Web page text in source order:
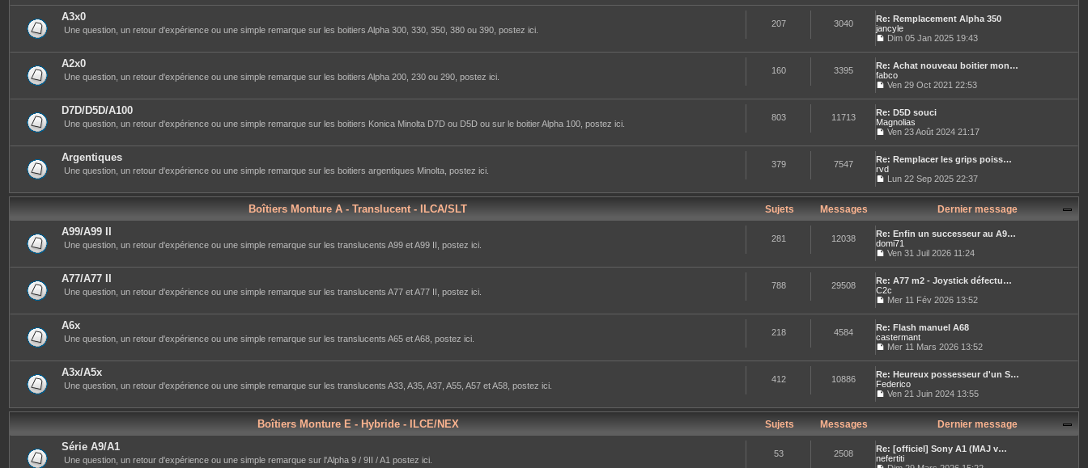
m
e
s
s
a
g
e
e
r
n
i
r
m
e
s
s
a
g
e
r
e
r
n
i
r
m
e
s
s
a
g
e
o
n
s
u
e
r
e
r
n
i
r
m
e
s
g
e
A3x0
Une question, un retour d'expérience ou une simple remarque sur les boitiers Alpha 300, 330, 350, 380 ou 390, postez ici.
207 3040
Re: Remplacement Alpha 350
jancyle
o
n
s
u
e
r
e
r
n
i
m
e
s
s
g
e
Dim 05 Jan 2025 19:43
A2x0
Une question, un retour d'expérience ou une simple remarque sur les boitiers Alpha 200, 230 ou 290, postez ici.
160 3395
Re: Achat nouveau boitier mon…
fabco
o
n
s
u
e
r
d
r
i
e
m
e
s
s
a
g
e
Ven 29 Oct 2021 22:53
D7D/D5D/A100
Une question, un retour d'expérience ou une simple remarque sur les boitiers Konica Minolta D7D ou D5D ou sur le boitier Alpha 100, postez ici.
803 11713
Re: D5D souci
Magnolias
o
n
s
u
t
e
d
e
r
i
e
m
e
s
s
a
g
e
Ven 23 Août 2024 21:17
Argentiques
Une question, un retour d'expérience ou une simple remarque sur les boitiers argentiques Minolta, postez ici.
379 7547
Re: Remplacer les grips poiss…
rvd
o
l
t
e
e
d
e
r
i
e
m
e
s
s
g
Lun 22 Sep 2025 22:37
Boîtiers Monture A - Translucent - ILCA/SLT Sujets Messages Dernier message
A99/A99 II
Une question, un retour d'expérience ou une simple remarque sur les translucents A99 et A99 II, postez ici.
281 12038
Re: Enfin un successeur au A9…
domi71
o
n
s
u
e
r
e
r
n
i
m
e
s
s
Ven 31 Juil 2026 11:24
A77/A77 II
Une question, un retour d'expérience ou une simple remarque sur les translucents A77 et A77 II, postez ici.
788 29508
Re: A77 m2 - Joystick défectu…
C2c
o
n
s
u
e
r
d
r
i
e
Mer 11 Fév 2026 13:52
A6x
Une question, un retour d'expérience ou une simple remarque sur les translucents A65 et A68, postez ici.
218 4584
Re: Flash manuel A68
castermant
o
n
s
u
t
e
d
Mer 11 Mars 2026 13:52
A3x/A5x
Une question, un retour d'expérience ou une simple remarque sur les translucents A33, A35, A37, A55, A57 et A58, postez ici.
412 10886
Re: Heureux possesseur d'un S…
Federico
o
l
t
Ven 21 Juin 2024 13:55
Boîtiers Monture E - Hybride - ILCE/NEX Sujets Messages Dernier message
Série A9/A1
Une question, un retour d'expérience ou une simple remarque sur l'Alpha 9 / 9II / A1 postez ici.
53 2508
Re: [officiel] Sony A1 (MAJ v…
nefertiti